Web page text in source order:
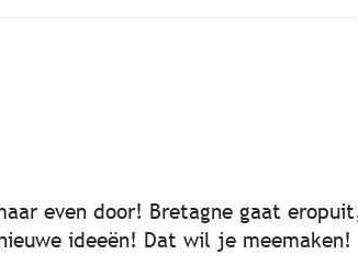
even door! Bretagne gaat
ideeën! Dat wil je meemaken!